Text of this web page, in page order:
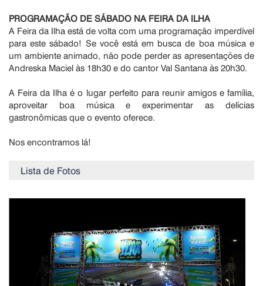
PROGRAMAÇÃO DE SÁBADO NA FEIRA DA ILHA
A Feira da Ilha está de volta com uma programação imperdível
para este sábado! Se você está em busca de boa música e
um ambiente animado, não pode perder as apresentações de
Andreska Maciel às 18h30 e do cantor Val Santana às 20h30.
A Feira da Ilha é o lugar perfeito para reunir amigos e família,
aproveitar boa música e experimentar as delícias
gastronômicas que o evento oferece.
Nos encontramos lá!
Lista de Fotos